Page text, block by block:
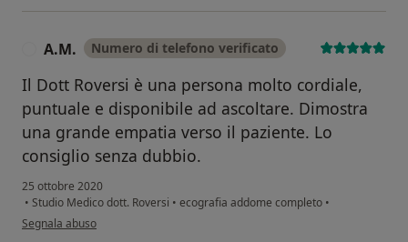
A.M. Numero di telefono verificato
Il Dott Roversi è una persona molto cordiale,
puntuale e disponibile ad ascoltare. Dimostra
una grande empatia verso il paziente. Lo
consiglio senza dubbio.
25 ottobre 2020
• Studio Medico dott. Roversi • ecografia addome completo •
secondo l'opinione dell'utente A.M.
Segnala abuso